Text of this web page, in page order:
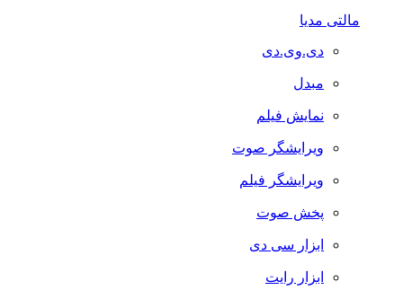
مالتی مدیا
دی.وی.دی
مبدل
نمایش فیلم
ویرایشگر صوت
ویرایشگر فیلم
پخش صوت
ابزار سی دی
ابزار رایت